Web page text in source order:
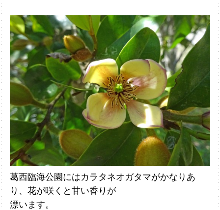
葛西臨海公園にはカラタネオガタマがかなりあ
り、花が咲くと甘い香りが
漂い ます。